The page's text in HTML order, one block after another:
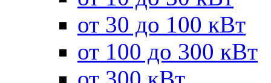
от 30 до 100 кВт
от 100 до 300 кВт